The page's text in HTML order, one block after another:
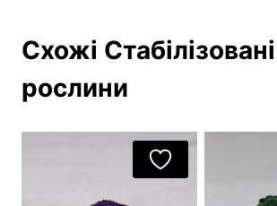
Схожі Стабілізовані
рослини